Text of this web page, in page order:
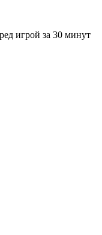
игрой за 30 минут